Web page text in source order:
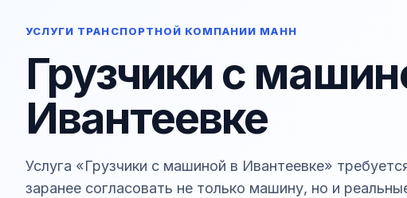
УСЛУГИ ТРАНСПОРТНОЙ КОМПАНИИ МАНН
Грузчики с
Ивантеевке
Услуга «Грузчики с машиной в Ивантеевке»
заранее согласовать не только машину, но и